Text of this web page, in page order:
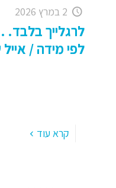
2 במרץ 2026
לרגלייך
לפי מידה /
קרא עוד